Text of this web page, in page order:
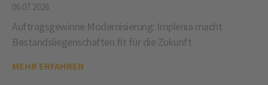
06.07.2026
Auftragsgewinne Modernisierung: Implenia macht
Bestandsliegenschaften fit für die Zukunft
MEHR ERFAHREN